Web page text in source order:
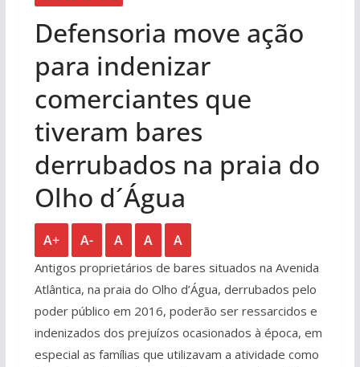
Defensoria move ação
para indenizar
comerciantes que
tiveram bares
derrubados na praia do
Olho d´Água
A+ A- A A A
Antigos proprietários de bares situados na Avenida
Atlântica, na praia do Olho d’Água, derrubados pelo
poder público em 2016, poderão ser ressarcidos e
indenizados dos prejuízos ocasionados à época, em
especial as famílias que utilizavam a atividade como